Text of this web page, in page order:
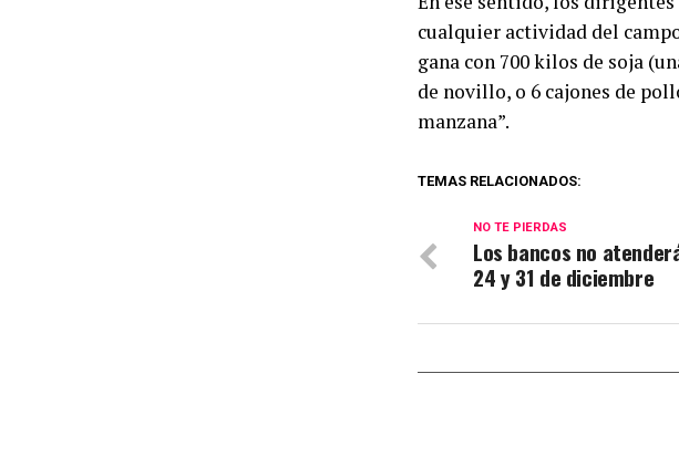
cualquier actividad del
gana con 700 kilos de soja
de novillo, o 6 cajones de
manzana”.
TEMAS RELACIONADOS:
NO TE PIERDAS
Los bancos no
24 y 31 de diciembre